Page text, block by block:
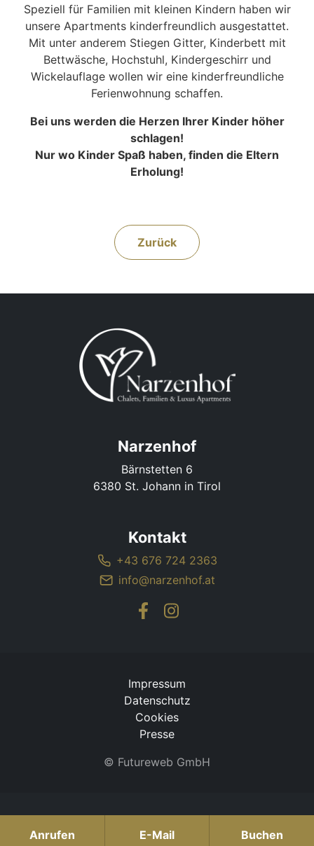
Anrufen E-Mail Buchen
Speziell für Familien mit kleinen Kindern haben wir
unsere Apartments kinderfreundlich ausgestattet.
Mit unter anderem Stiegen Gitter, Kinderbett mit
Bettwäsche, Hochstuhl, Kindergeschirr und
Wickelauflage wollen wir eine kinderfreundliche
Ferienwohnung schaffen.
Bei uns werden die Herzen Ihrer Kinder höher
schlagen!
Nur wo Kinder Spaß haben, finden die Eltern
Erholung!
Zurück
Narzenhof
Bärnstetten 6
6380 St. Johann in Tirol
Kontakt
+43 676 724 2363
info@narzenhof.at
Impressum
Datenschutz
Cookies
Presse
© Futureweb GmbH